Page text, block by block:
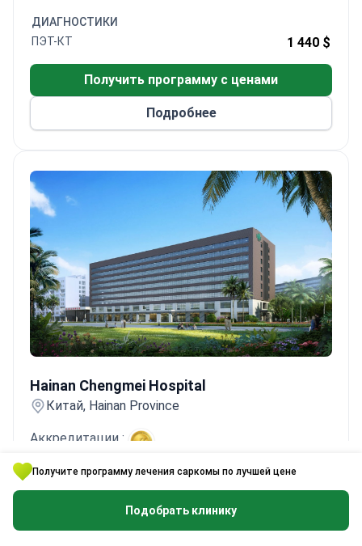
Получите программу лечения саркомы по лучшей цене
Подобрать клинику
онкологической больницы Fuda и вице-
президентом Азиатского и Международного
обычно составляет от 5 700 до 14 300 долларов
США. Больница аккредитована JCI и приняла
более 30 000 иностранных пациентов с
запущенными стадиями рака.
ДИАГНОСТИКИ
ПЭТ-КТ
1 440 $
Получить программу с ценами
Подробнее
Hainan Chengmei Hospital
Китай, Hainan Province
Аккредитации :
Hainan Chengmei Hospital — это высококлассная
Хайкоу, Китай. Она специализируется на
онкологии, гериатрии, ортопедии и